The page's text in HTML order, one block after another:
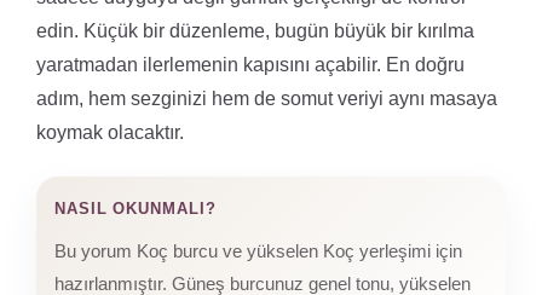
edin. Küçük bir düzenleme, bugün büyük bir kırılma
yaratmadan ilerlemenin kapısını açabilir. En doğru
adım, hem sezginizi hem de somut veriyi aynı masaya
koymak olacaktır.
NASIL OKUNMALI?
Bu yorum Koç burcu ve yükselen Koç yerleşimi için
hazırlanmıştır. Güneş burcunuz genel tonu, yükselen